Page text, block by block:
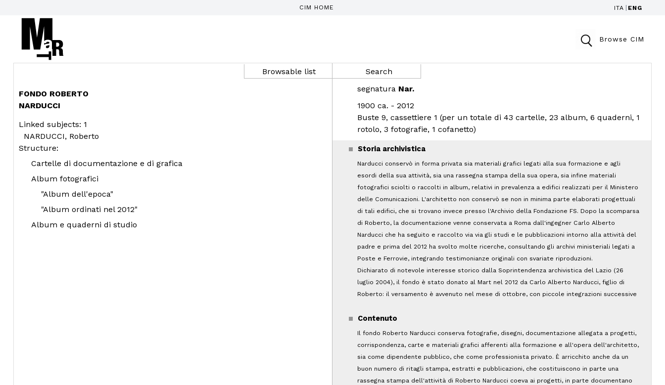
CIM HOME ITA ENG
Browse CIM
Browsable list
FONDO ROBERTO
NARDUCCI
Linked subjects: 1
NARDUCCI, Roberto
Structure:
Cartelle di documentazione e di grafica
Album fotografici
"Album dell'epoca"
"Album ordinati nel 2012"
Album e quaderni di studio
Search
segnatura Nar.
1900 ca. - 2012
Buste 9, cassettiere 1 (per un totale di 43 cartelle, 23 album, 6 quaderni, 1
rotolo, 3 fotografie, 1 cofanetto)
Storia archivistica
Narducci conservò in forma privata sia materiali grafici legati alla sua formazione e agli
esordi della sua attività, sia una rassegna stampa della sua opera, sia infine materiali
fotografici sciolti o raccolti in album, relativi in prevalenza a edifici realizzati per il Ministero
delle Comunicazioni. L'architetto non conservò se non in minima parte elaborati progettuali
di tali edifici, che si trovano invece presso l'Archivio della Fondazione FS. Dopo la scomparsa
di Roberto, la documentazione venne conservata a Roma dall'ingegner Carlo Alberto
Narducci che ha seguito e raccolto via via gli studi e le pubblicazioni intorno alla attività del
padre e prima del 2012 ha svolto molte ricerche, consultando gli archivi ministeriali legati a
Poste e Ferrovie, integrando testimonianze originali con svariate riproduzioni.
Dichiarato di notevole interesse storico dalla Soprintendenza archivistica del Lazio (26
luglio 2004), il fondo è stato donato al Mart nel 2012 da Carlo Alberto Narducci, figlio di
Roberto: il versamento è avvenuto nel mese di ottobre, con piccole integrazioni successive
Contenuto
Il fondo Roberto Narducci conserva fotografie, disegni, documentazione allegata a progetti,
corrispondenza, carte e materiali grafici afferenti alla formazione e all'opera dell'architetto,
sia come dipendente pubblico, che come professionista privato. È arricchito anche da un
buon numero di ritagli stampa, estratti e pubblicazioni, che costituiscono in parte una
rassegna stampa dell'attività di Roberto Narducci coeva ai progetti, in parte documentano